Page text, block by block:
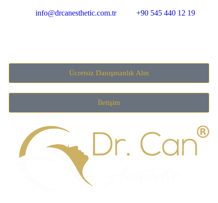
info@drcanesthetic.com.tr +90 545 440 12 19
Ücretsiz Danışmanlık Alın
İletişim